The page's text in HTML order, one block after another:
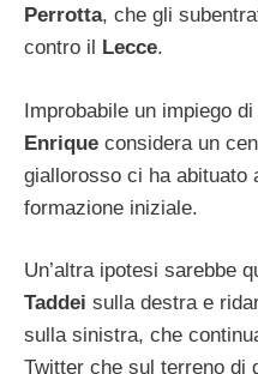
Perrotta, che gli
contro il
Lecce.
Improbabile un impiego di
Enrique considera un
giallorosso ci ha abituato
formazione iniziale.
Un’altra ipotesi sarebbe
Taddei sulla destra e
sulla sinistra, che
Twitter che sul terreno di